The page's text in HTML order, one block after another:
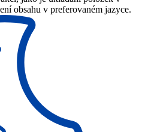
obsahu v preferovaném jazyce.